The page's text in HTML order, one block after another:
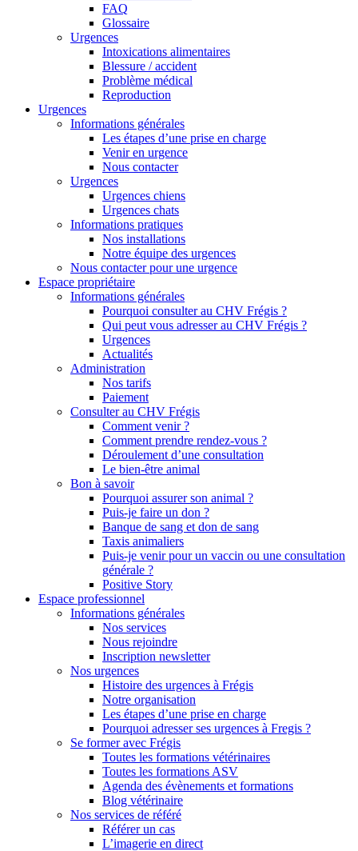
FAQ
Glossaire
Urgences
Intoxications alimentaires
Blessure / accident
Problème médical
Reproduction
Urgences
Informations générales
Les étapes d’une prise en charge
Venir en urgence
Nous contacter
Urgences
Urgences chiens
Urgences chats
Informations pratiques
Nos installations
Notre équipe des urgences
Nous contacter pour une urgence
Espace propriétaire
Informations générales
Pourquoi consulter au CHV Frégis ?
Qui peut vous adresser au CHV Frégis ?
Urgences
Actualités
Administration
Nos tarifs
Paiement
Consulter au CHV Frégis
Comment venir ?
Comment prendre rendez-vous ?
Déroulement d’une consultation
Le bien-être animal
Bon à savoir
Pourquoi assurer son animal ?
Puis-je faire un don ?
Banque de sang et don de sang
Taxis animaliers
Puis-je venir pour un vaccin ou une consultation
générale ?
Positive Story
Espace professionnel
Informations générales
Nos services
Nous rejoindre
Inscription newsletter
Nos urgences
Histoire des urgences à Frégis
Notre organisation
Les étapes d’une prise en charge
Pourquoi adresser ses urgences à Fregis ?
Se former avec Frégis
Toutes les formations vétérinaires
Toutes les formations ASV
Agenda des évènements et formations
Blog vétérinaire
Nos services de référé
Référer un cas
L’imagerie en direct